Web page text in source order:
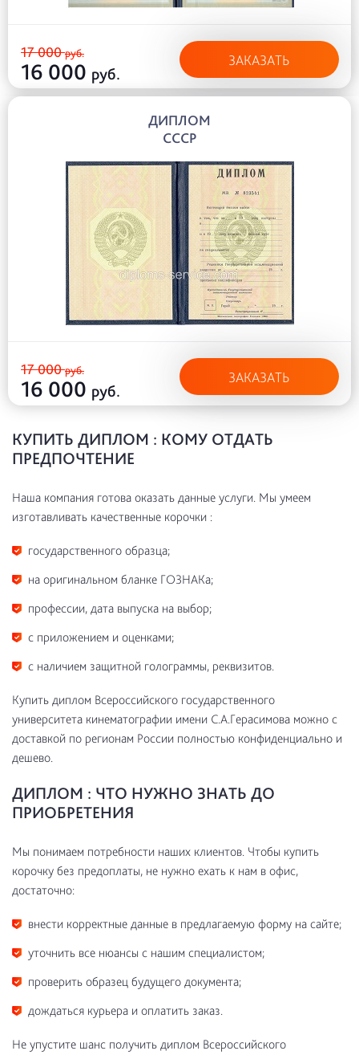
17 000руб.
16 000 руб.
ЗАКАЗАТЬ
ДИПЛОМ
СССР
17 000руб.
16 000 руб.
ЗАКАЗАТЬ
КУПИТЬ ДИПЛОМ : КОМУ ОТДАТЬ
ПРЕДПОЧТЕНИЕ
Наша компания готова оказать данные услуги. Мы умеем
изготавливать качественные корочки :
государственного образца;
на оригинальном бланке ГОЗНАКа;
профессии, дата выпуска на выбор;
с приложением и оценками;
с наличием защитной голограммы, реквизитов.
Купить диплом Всероссийского государственного
университета кинематографии имени С.А.Герасимова можно с
доставкой по регионам России полностью конфиденциально и
дешево.
ДИПЛОМ : ЧТО НУЖНО ЗНАТЬ ДО
ПРИОБРЕТЕНИЯ
Мы понимаем потребности наших клиентов. Чтобы купить
корочку без предоплаты, не нужно ехать к нам в офис,
достаточно:
внести корректные данные в предлагаемую форму на сайте;
уточнить все нюансы с нашим специалистом;
проверить образец будущего документа;
дождаться курьера и оплатить заказ.
Не упустите шанс получить диплом Всероссийского